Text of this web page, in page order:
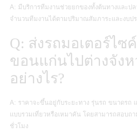
A: มีบริการทีมงานช่วยยกของทั้งต้นทางและปล
จำนวนทีมงานได้ตามปริมาณสัมภาระและงบป
Q: ส่งรถมอเตอร์ไซ
ขอนแก่นไปต่างจัง
อย่างไร?
A: ราคาจะขึ้นอยู่กับระยะทาง รุ่นรถ ขนาดรถ
แบบรวมเที่ยวหรือเหมาคัน โดยสามารถสอบถ
ชั่วโมง